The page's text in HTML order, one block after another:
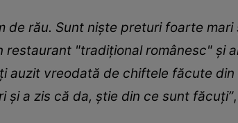
rău. Sunt niște preturi foarte mari
"tradițional românesc" și
auzit vreodată de chiftele făcute
și a zis că da, știe din ce sunt făcuți”